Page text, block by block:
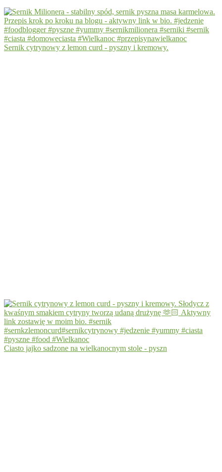
Sernik cytrynowy z lemon curd - pyszny i kremowy.
Ciasto jajko sadzone na wielkanocnym stole - pyszn